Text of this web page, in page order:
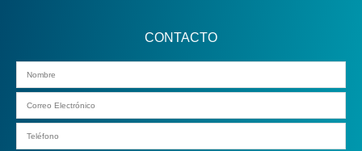
CONTACTO
Email